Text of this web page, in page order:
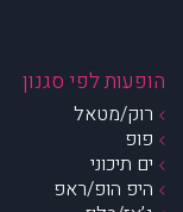
הופעות לפי סגנון
רוק/מטאל
פופ
ים תיכוני
היפ הופ/ראפ